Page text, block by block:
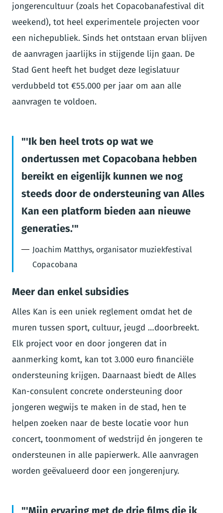
jongerencultuur (zoals het Copacobanafestival dit
weekend), tot heel experimentele projecten voor
een nichepubliek. Sinds het ontstaan ervan blijven
de aanvragen jaarlijks in stijgende lijn gaan. De
Stad Gent heeft het budget deze legislatuur
verdubbeld tot €55.000 per jaar om aan alle
aanvragen te voldoen.
'Ik ben heel trots op wat we
ondertussen met Copacobana hebben
bereikt en eigenlijk kunnen we nog
steeds door de ondersteuning van Alles
Kan een platform bieden aan nieuwe
generaties.'
Joachim Matthys, organisator muziekfestival
Copacobana
Meer dan enkel subsidies
Alles Kan is een uniek reglement omdat het de
muren tussen sport, cultuur, jeugd …doorbreekt.
Elk project voor en door jongeren dat in
aanmerking komt, kan tot 3.000 euro financiële
ondersteuning krijgen. Daarnaast biedt de Alles
Kan-consulent concrete ondersteuning door
jongeren wegwijs te maken in de stad, hen te
helpen zoeken naar de beste locatie voor hun
concert, toonmoment of wedstrijd én jongeren te
ondersteunen in alle papierwerk. Alle aanvragen
worden geëvalueerd door een jongerenjury.
'Mijn ervaring met de drie films die ik